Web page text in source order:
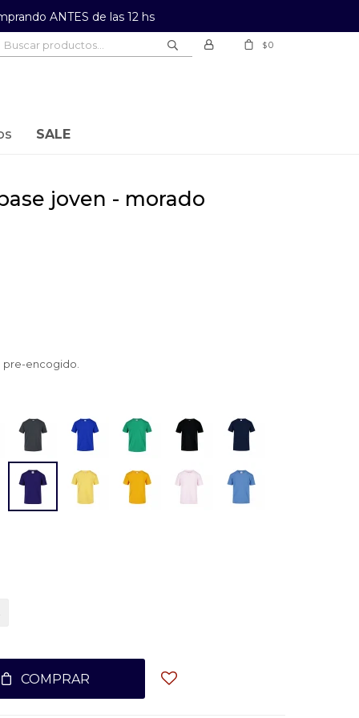
ANTES de las 12 hs
SALE
$0
joven - morado
pre-encogido.
COMPRAR